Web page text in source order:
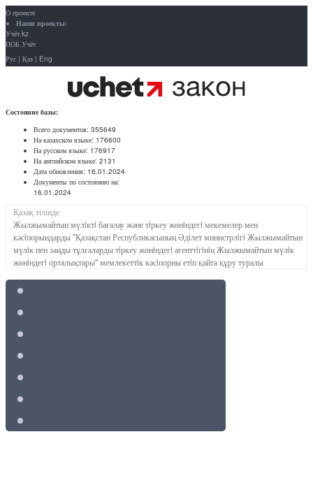
О проекте
Наши проекты:
Учёт.kz
ПОБ.Учёт
Рус | Қаз | Eng
Состояние базы:
Всего документов: 355649
На казахском языке: 176600
На русском языке: 176917
На английском языке: 2131
Дата обновления: 16.01.2024
Документы по состоянию на:
16.01.2024
Қазақ тілінде
Жылжымайтын мүлiктi бағалау және тiркеу жөнiндегi мекемелер мен
кәсiпорындарды "Қазақстан Республикасының Әдiлет министрлiгi Жылжымайтын
мүлiк пен заңды тұлғаларды тiркеу жөнiндегi агенттiгiнiң Жылжымайтын мүлiк
жөнiндегi орталықтары" мемлекеттiк кәсiпорны етiп қайта құру туралы